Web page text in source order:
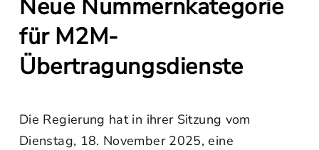
Neue Nummernkategorie
für M2M-
Übertragungsdienste
Die Regierung hat in ihrer Sitzung vom
Dienstag, 18. November 2025, eine